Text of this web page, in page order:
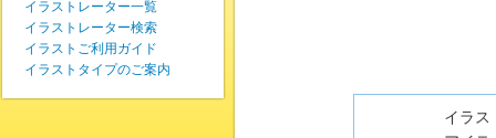
イラス
イラストレーター一覧
イラストレーター検索
イラストご利用ガイド
イラストタイプのご案内